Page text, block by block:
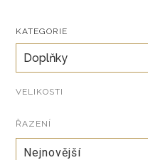
HALENKY
TRIČKA
NEPODŠITÉ
PODŠITÉ KABÁTKY
VESTY
KATEGORIE
Doplňky
VELIKOSTI
ŘAZENÍ
Nejnovější